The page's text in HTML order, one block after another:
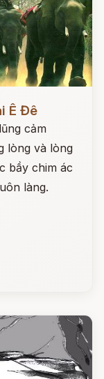
Ê Đê
cảm
lòng và lòng
bầy chim ác
làng.